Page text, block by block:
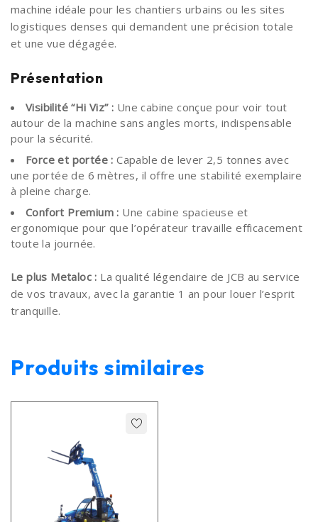
machine idéale pour les chantiers urbains ou les sites
logistiques denses qui demandent une précision totale
et une vue dégagée.
Présentation
Visibilité “Hi Viz” : Une cabine conçue pour voir tout
autour de la machine sans angles morts, indispensable
pour la sécurité.
Force et portée : Capable de lever 2,5 tonnes avec
une portée de 6 mètres, il offre une stabilité exemplaire
à pleine charge.
Confort Premium : Une cabine spacieuse et
ergonomique pour que l’opérateur travaille efficacement
toute la journée.
Le plus Metaloc : La qualité légendaire de JCB au service
de vos travaux, avec la garantie 1 an pour louer l’esprit
tranquille.
Produits similaires